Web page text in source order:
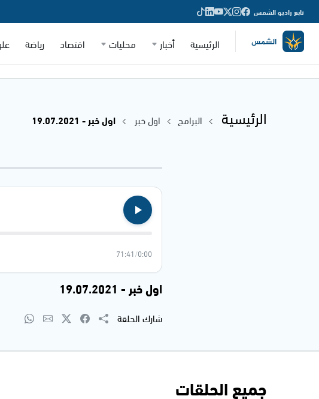
تابع راديو الشمس
الرئيسية أخبار محليات اقتصاد رياضة
الرئيسية البرامج اول خبر
اول خبر - 19.07.2021
0:00
/
71:41
اول خبر - 19.07.2021
شارك الحلقة
جميع الحلقات